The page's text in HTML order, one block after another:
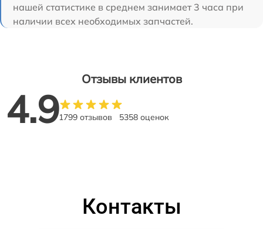
нашей статистике в среднем занимает 3 часа при
наличии всех необходимых запчастей.
Отзывы клиентов
4.91799 отзывов 5358 оценок
Контакты